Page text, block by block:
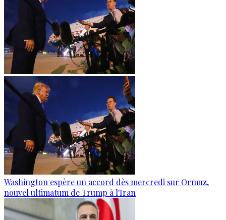
Washington espère un accord dès mercredi sur Ormuz,
nouvel ultimatum de Trump à l'Iran